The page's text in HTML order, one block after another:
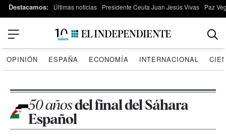
Destacamos: Últimas noticias Presidente Ceuta Juan Jesús Vivas Paz
OPINIÓN ESPAÑA ECONOMÍA INTERNACIONAL
50 añosdel final del Sáhara
Español